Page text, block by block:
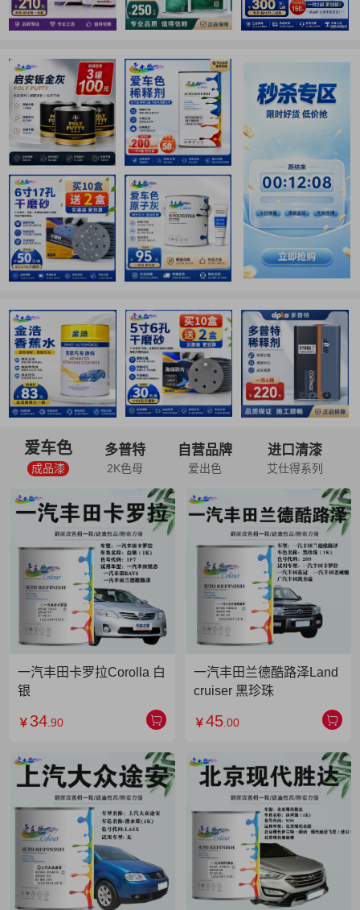
爱车色
成品漆
多普特
2K色母
自营品牌
爱出色
进口清漆
艾仕得系列
一汽丰田卡罗拉Corolla 白
银
￥ 34 .90
一汽丰田兰德酷路泽Land
cruiser 黑珍珠
￥45 .00